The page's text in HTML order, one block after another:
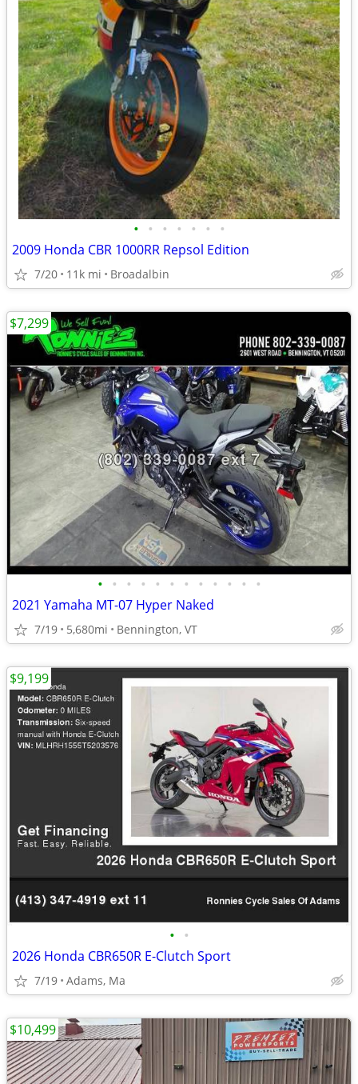
• • • • • • •
2009 Honda CBR 1000RR Repsol Edition
7/20 11k mi Broadalbin
• • • • • • • • • • • •
2021 Yamaha MT-07 Hyper Naked
7/19 5,680mi Bennington, VT
$7,299
• •
2026 Honda CBR650R E-Clutch Sport
7/19 Adams, Ma
$9,199
$10,499